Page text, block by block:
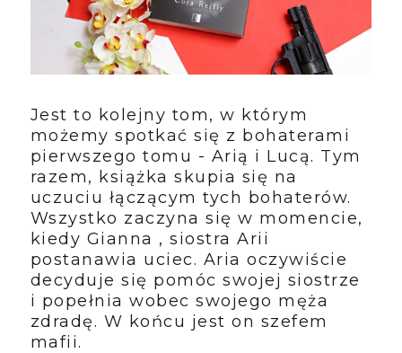
Jest to kolejny tom, w którym
możemy spotkać się z bohaterami
pierwszego tomu - Arią i Lucą. Tym
razem, książka skupia się na
uczuciu łączącym tych bohaterów.
Wszystko zaczyna się w momencie,
kiedy Gianna , siostra Arii
postanawia uciec. Aria oczywiście
decyduje się pomóc swojej siostrze
i popełnia wobec swojego męża
zdradę. W końcu jest on szefem
mafii.